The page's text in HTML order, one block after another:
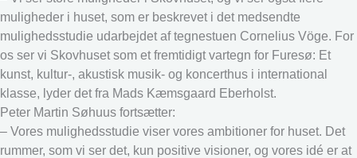
muligheder i huset, som er beskrevet i det medsendte
mulighedsstudie udarbejdet af tegnestuen Cornelius Vöge. For
os ser vi Skovhuset som et fremtidigt vartegn for Furesø: Et
kunst, kultur-, akustisk musik- og koncerthus i international
klasse, lyder det fra Mads Kæmsgaard Eberholst.
Peter Martin Søhuus fortsætter:
– Vores mulighedsstudie viser vores ambitioner for huset. Det
rummer, som vi ser det, kun positive visioner, og vores idé er at